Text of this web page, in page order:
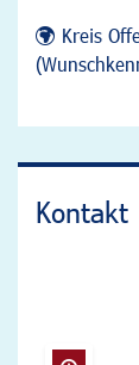
Kreis
Kontakt